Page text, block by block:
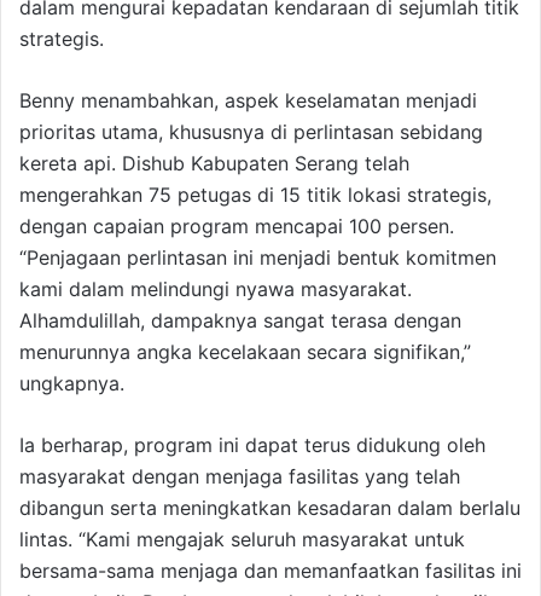
dalam mengurai kepadatan kendaraan di sejumlah titik
strategis.
Benny menambahkan, aspek keselamatan menjadi
prioritas utama, khususnya di perlintasan sebidang
kereta api. Dishub Kabupaten Serang telah
mengerahkan 75 petugas di 15 titik lokasi strategis,
dengan capaian program mencapai 100 persen.
“Penjagaan perlintasan ini menjadi bentuk komitmen
kami dalam melindungi nyawa masyarakat.
Alhamdulillah, dampaknya sangat terasa dengan
menurunnya angka kecelakaan secara signifikan,”
ungkapnya.
Ia berharap, program ini dapat terus didukung oleh
masyarakat dengan menjaga fasilitas yang telah
dibangun serta meningkatkan kesadaran dalam berlalu
lintas. “Kami mengajak seluruh masyarakat untuk
bersama-sama menjaga dan memanfaatkan fasilitas ini